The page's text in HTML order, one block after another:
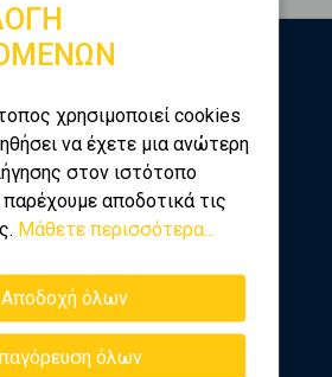
χρησιμοποιεί cookies
να έχετε μια ανώτερη
στον ιστότοπο
αποδοτικά τις
Μάθετε περισσότερα...
Αποδοχή όλων
όλων
της Golden Home για νέα
διάφορα θέματα της αγοράς
Εγγραφή
μας